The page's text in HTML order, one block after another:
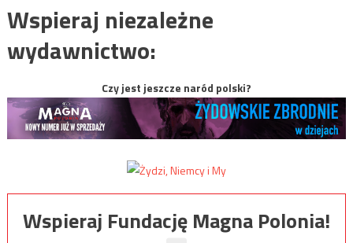
Wspieraj niezależne
wydawnictwo:
Czy jest jeszcze naród polski?
Wspieraj Fundację Magna Polonia!